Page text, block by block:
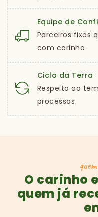
Equipe de
Parceiros fixos
com carinho
Ciclo da Terra
Respeito ao
processos
O carinho
quem já